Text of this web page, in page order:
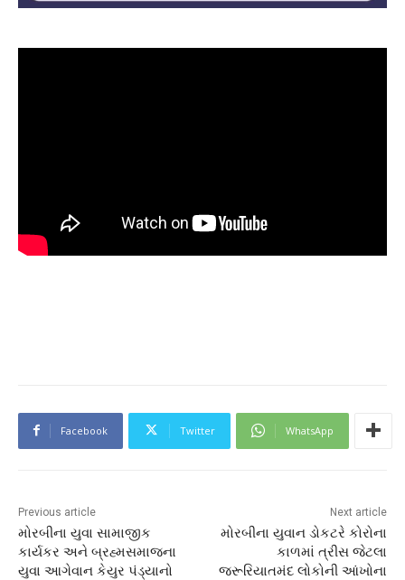
Facebook Twitter WhatsApp
Previous article
મોરબીના યુવા સામાજીક
કાર્યકર અને બ્રહ્મસમાજના
યુવા આગેવાન કેયુર પંડ્યાનો
Next article
મોરબીના યુવાન ડોકટરે કોરોના
કાળમાં ત્રીસ જેટલા
જરૂરિયાતમંદ લોકોની આંખોના